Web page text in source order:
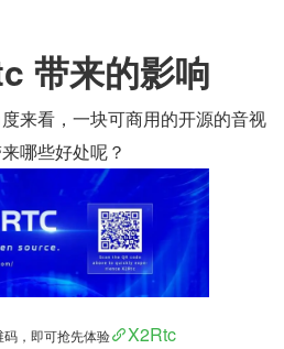
带来的影响
来看，一块可商用的开源的音视
哪些好处呢？
，即可抢先体验
X2Rtc